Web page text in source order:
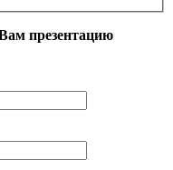
презентацию